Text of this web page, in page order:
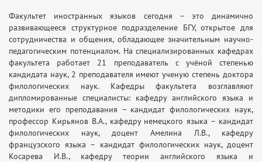
Факультет иностранных языков сегодня – это динамично
развивающееся структурное подразделение БГУ, открытое для
сотрудничества и общения, обладающее значительным научно-
педагогическим потенциалом. На специализированных кафедрах
факультета работает 21 преподаватель с учёной степенью
кандидата наук, 2 преподавателя имеют ученую степень доктора
филологических наук. Кафедры факультета возглавляют
дипломированные специалисты: кафедру английского языка и
методики его преподавания – кандидат филологических наук,
профессор Кирьянов В.А., кафедру немецкого языка – кандидат
филологических наук, доцент Амелина Л.В., кафедру
французского языка – кандидат филологических наук, доцент
Косарева И.В., кафедру теории английского языка и